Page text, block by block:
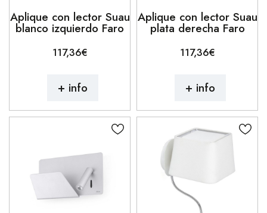
Aplique con lector Suau
blanco izquierdo Faro
117,36€
+ info
Aplique con lector Suau
plata derecha Faro
117,36€
+ info